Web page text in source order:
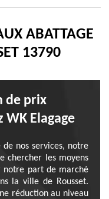
ABATTAGE
13790
de prix
WK Elagage
nos services, notre
chercher les moyens
notre part de marché
la ville de Rousset.
réduction au niveau